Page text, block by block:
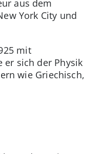
aus dem
York City und
mit
er sich der Physik
wie Griechisch,